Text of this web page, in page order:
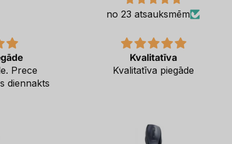
no 23 atsauksmēm
Prece
diennakts
Kvalitatīva
Kvalitatīva piegāde